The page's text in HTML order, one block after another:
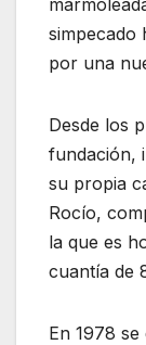
simpecado
por una
Desde los
fundación,
su propia
Rocío,
la que es
cuantía de
En 1978